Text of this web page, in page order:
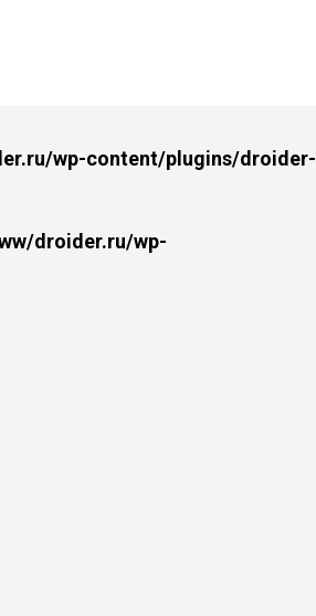
wp-content/plugins/droider-
droider.ru/wp-